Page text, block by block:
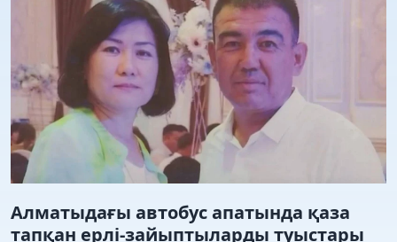
Алматыдағы автобус апатында қаза
тапқан ерлі-зайыптыларды туыстары